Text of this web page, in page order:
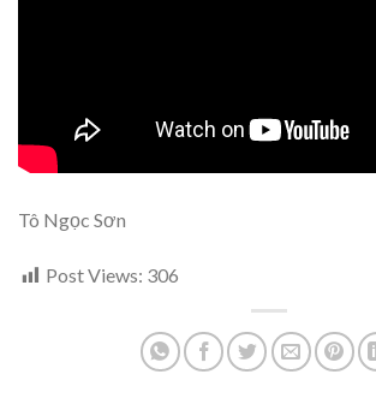
Tô Ngọc Sơn
Post Views: 306